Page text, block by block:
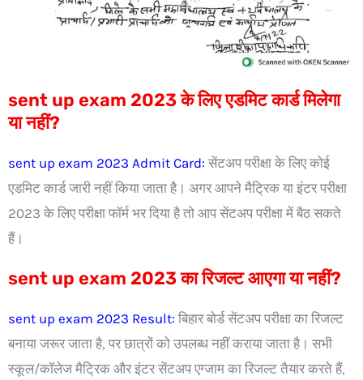
sent up exam 2023 के लिए एडमिट कार्ड मिलेगा
या नहीं?
sent up exam 2023 Admit Card: सेंटअप परीक्षा के लिए कोई
एडमिट कार्ड जारी नहीं किया जाता है। अगर आपने मैट्रिक या इंटर परीक्षा
2023 के लिए परीक्षा फॉर्म भर दिया है तो आप सेंटअप परीक्षा में बैठ सकते
हैं।
sent up exam 2023 का रिजल्ट आएगा या नहीं?
sent up exam 2023 Result: बिहार बोर्ड सेंटअप परीक्षा का रिजल्ट
बनाया जरूर जाता है, पर छात्रों को उपलब्ध नहीं कराया जाता है। सभी
स्कूल/कॉलेज मैट्रिक और इंटर सेंटअप एग्जाम का रिजल्ट तैयार करते हैं,